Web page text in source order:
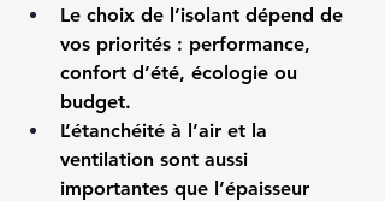
Le choix de l’isolant dépend de
vos priorités : performance,
confort d’été, écologie ou
budget.
L’étanchéité à l’air et la
ventilation sont aussi
importantes que l’épaisseur